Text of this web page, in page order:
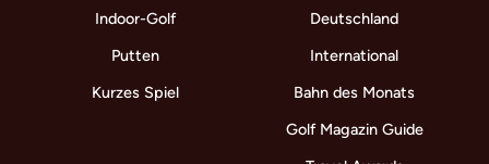
Indoor-Golf
Putten
Kurzes Spiel
Deutschland
International
Bahn des Monats
Golf Magazin Guide